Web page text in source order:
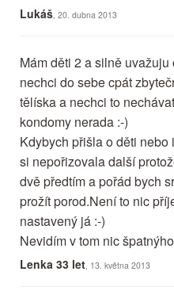
Lukáš , 20. dubna 2013
Mám děti 2 a silně
nechci do sebe cpát
tělíska a nechci to
kondomy nerada :-)
Kdybych přišla o děti
si nepořizovala další
dvě předtím a pořád bych
prožít porod.Není to nic
nastavený já :-)
Nevidím v tom nic
Lenka 33 let , 13. května 2013